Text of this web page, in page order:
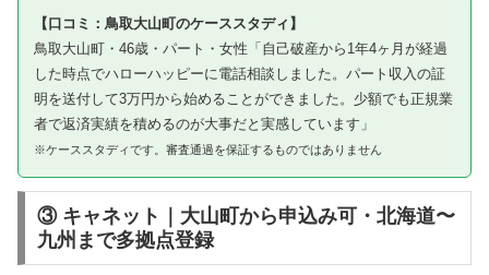
【口コミ：鳥取大山町のケーススタディ】
鳥取大山町・46歳・パート・女性「自己破産から1年4ヶ月が経過
した時点でハローハッピーに電話相談しました。パート収入の証
明を送付して3万円から始めることができました。少額でも正規業
者で返済実績を積めるのが大事だと実感しています」
※ケーススタディです。審査通過を保証するものではありません
③ キャネット｜大山町から申込み可・北海道〜
九州まで多拠点登録